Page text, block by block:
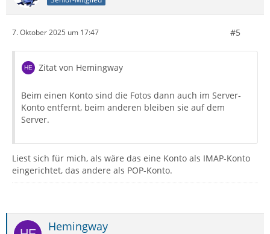
7. Oktober 2025 um 17:47 #5
Zitat von Hemingway
Beim einen Konto sind die Fotos dann auch im Server-
Konto entfernt, beim anderen bleiben sie auf dem
Server.
Liest sich für mich, als wäre das eine Konto als IMAP-Konto
eingerichtet, das andere als POP-Konto.
Hemingway